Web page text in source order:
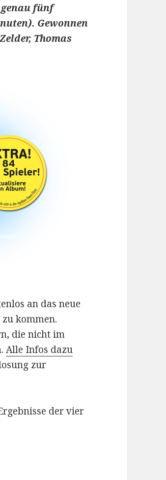
fünf
Gewonnen
Thomas
an das neue
kommen.
die nicht im
Alle Infos dazu
zur
der vier